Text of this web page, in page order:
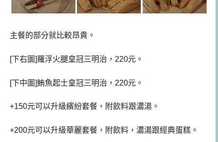
主餐的部分就比較昂貴。
[下右圖]羅浮火腿皇冠三明治，220元。
[下中圖]鮪魚起士皇冠三明治，220元。
+150元可以升級繽紛套餐，附飲料跟濃湯。
+200元可以升級華麗套餐，附飲料，濃湯跟經典蛋糕。